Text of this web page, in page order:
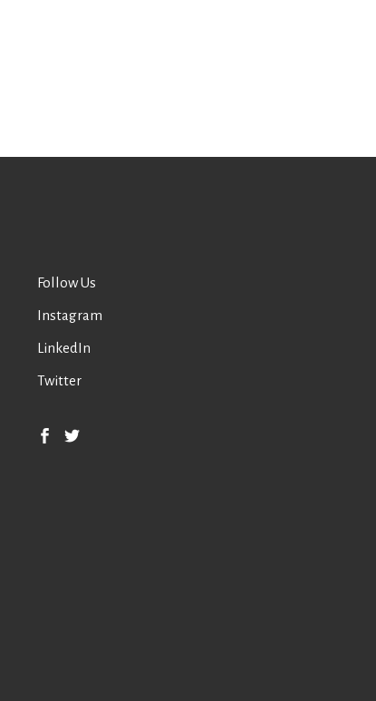
Follow Us
Instagram
LinkedIn
Twitter